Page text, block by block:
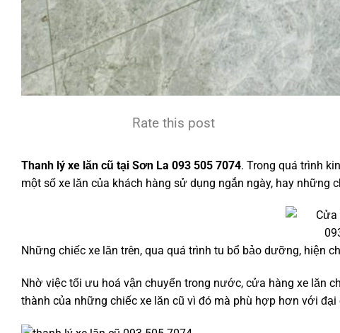
Rate this post
Thanh lý xe lăn cũ tại Sơn La 093 505 7074. Trong quá trình
một số xe lăn của khách hàng sử dụng ngắn ngày, hay những
Những chiếc xe lăn trên, qua quá trình tu bổ bảo dưỡng, hiện
Nhờ việc tối ưu hoá vận chuyển trong nước, cửa hàng xe lăn
thành của những chiếc xe lăn cũ vì đó mà phù hợp hơn với